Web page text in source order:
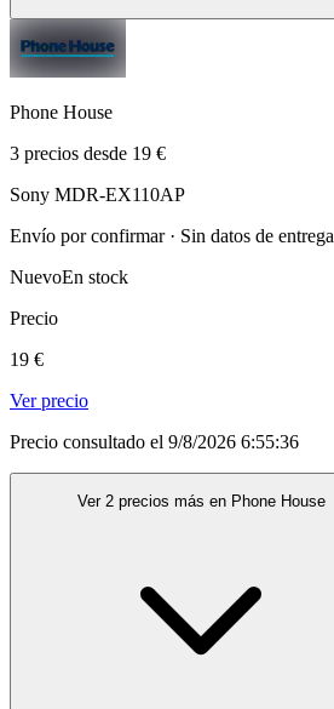
Phone House
3 precios desde 19 €
Sony MDR-EX110AP
Envío por confirmar · Sin datos de entrega
NuevoEn stock
Precio
19 €
Ver precio
Precio consultado el 9/8/2026 6:55:36
Ver 2 precios más en Phone House